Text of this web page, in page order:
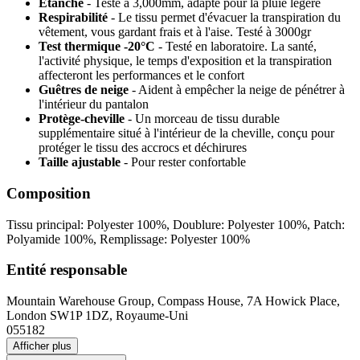
Étanche - Testé à 3,000mm, adapté pour la pluie légère
Respirabilité - Le tissu permet d'évacuer la transpiration du
vêtement, vous gardant frais et à l'aise. Testé à 3000gr
Test thermique -20°C - Testé en laboratoire. La santé,
l'activité physique, le temps d'exposition et la transpiration
affecteront les performances et le confort
Guêtres de neige - Aident à empêcher la neige de pénétrer à
l'intérieur du pantalon
Protège-cheville - Un morceau de tissu durable
supplémentaire situé à l'intérieur de la cheville, conçu pour
protéger le tissu des accrocs et déchirures
Taille ajustable - Pour rester confortable
Composition
Tissu principal: Polyester 100%, Doublure: Polyester 100%, Patch:
Polyamide 100%, Remplissage: Polyester 100%
Entité responsable
Mountain Warehouse Group, Compass House, 7A Howick Place,
London SW1P 1DZ, Royaume-Uni
055182
Afficher plus